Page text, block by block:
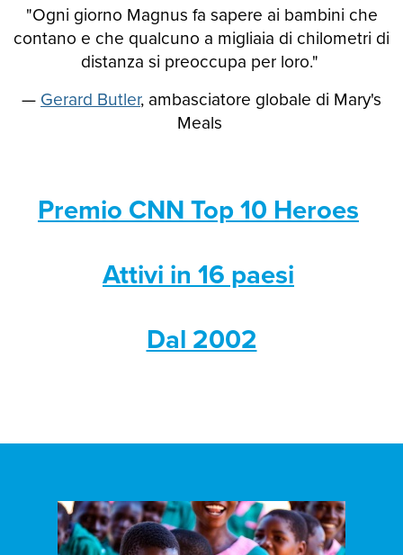
"Ogni giorno Magnus fa sapere ai bambini che
contano e che qualcuno a migliaia di chilometri di
distanza si preoccupa per loro."
— Gerard Butler, ambasciatore globale di Mary's
Meals
Premio CNN Top 10 Heroes
Attivi in 16 paesi
Dal 2002